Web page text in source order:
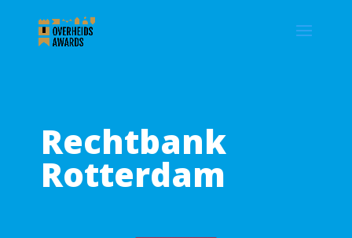
Rechtbank
Rotterdam